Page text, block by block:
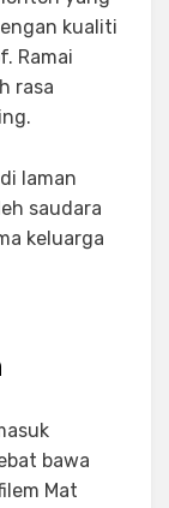
kualiti
Ramai
rasa
laman
saudara
keluarga
bawa
Mat